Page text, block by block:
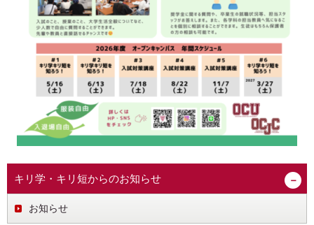
キリ学・キリ短からのお知らせ
お知らせ